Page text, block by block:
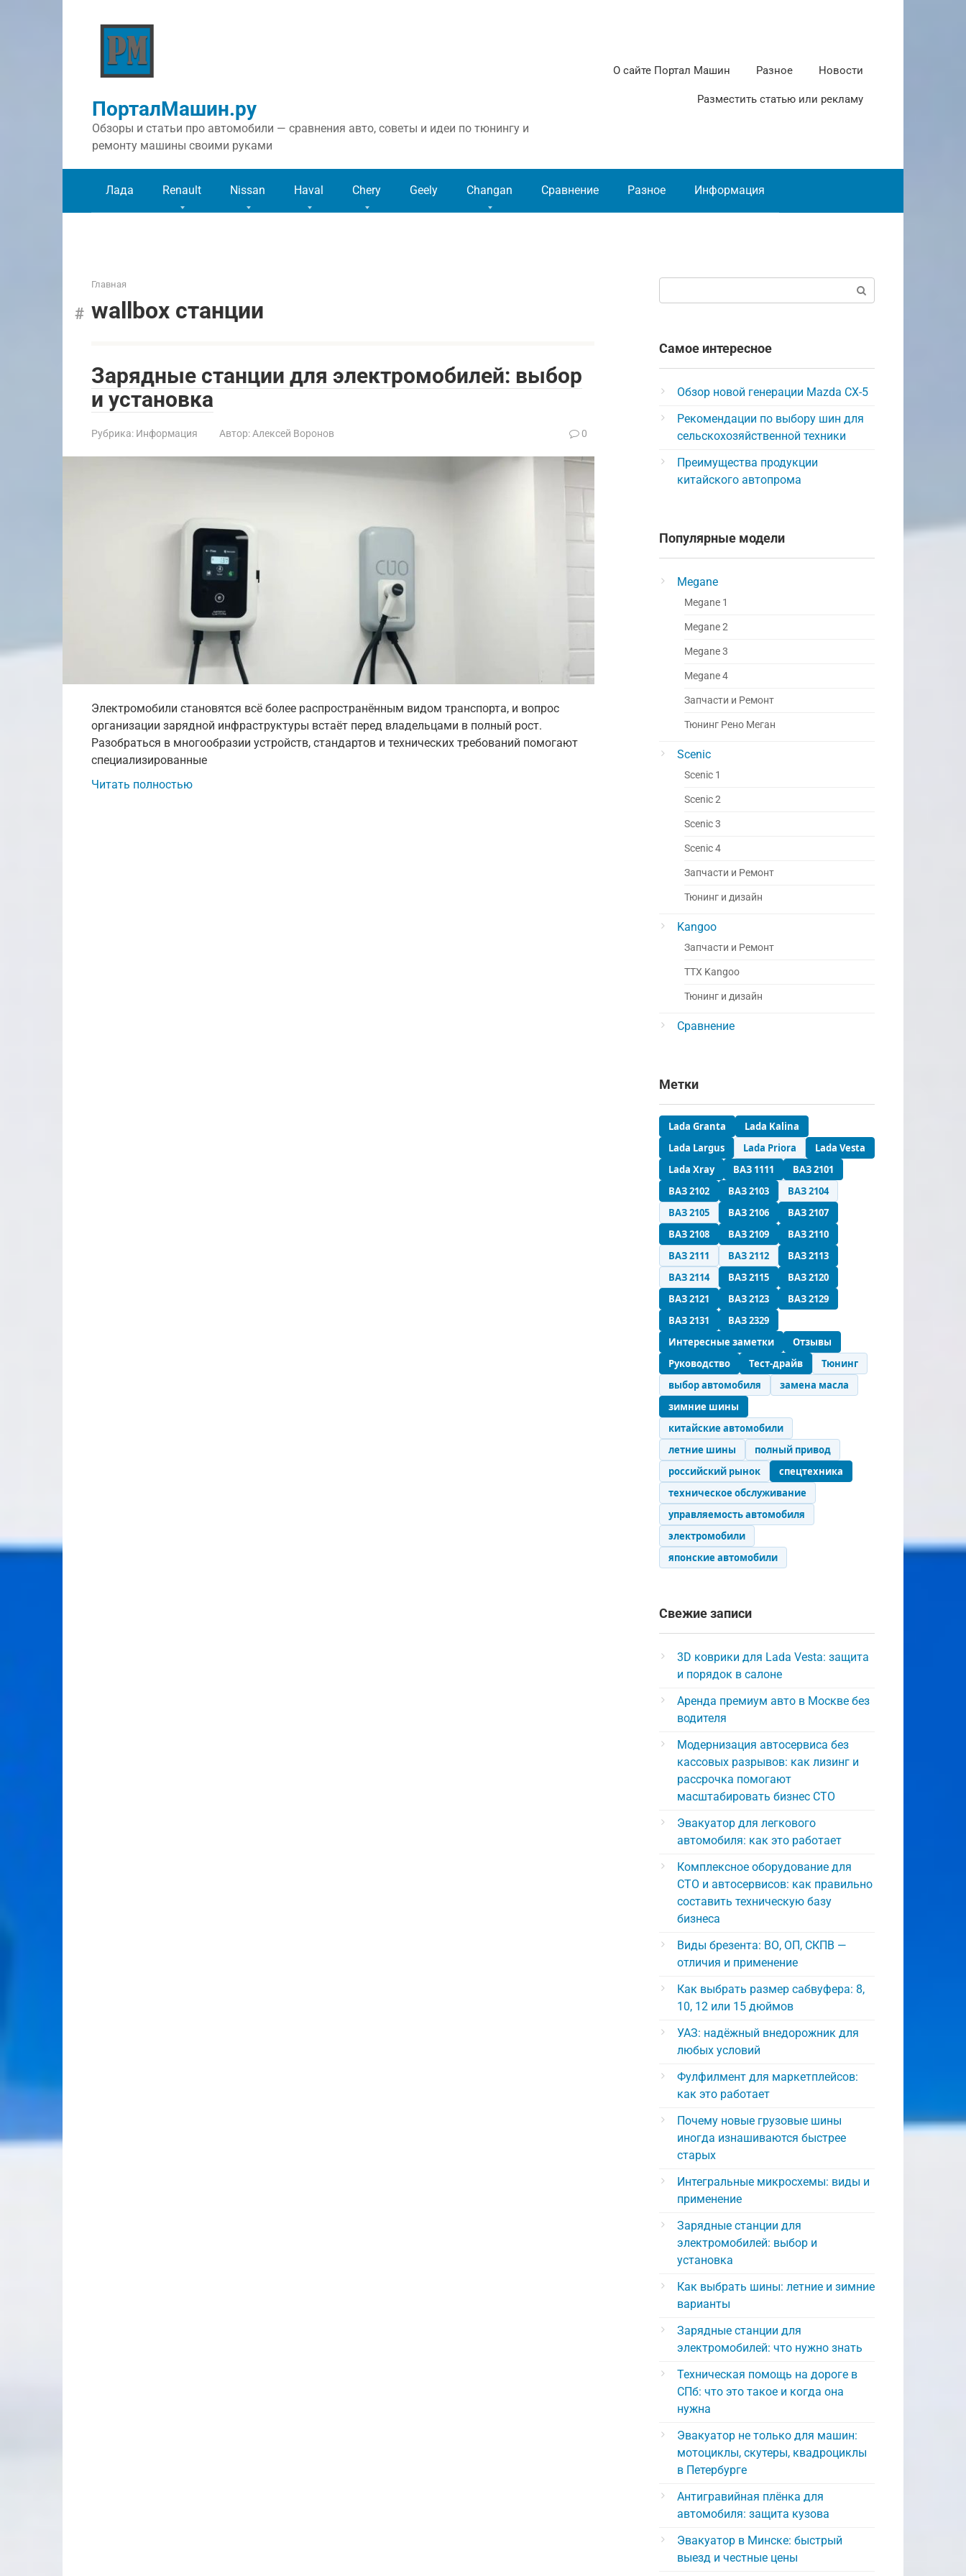
ПорталМашин.ру
Обзоры и статьи про автомобили — сравнения авто, советы и идеи по тюнингу и
ремонту машины своими руками
О сайте Портал Машин Разное Новости
Разместить статью или рекламу
Лада Renault Nissan Haval Chery Geely Changan Сравнение Разное Информация
Главная
wallbox станции
Зарядные станции для электромобилей: выбор
и установка
Рубрика: Информация Автор: Алексей Воронов 0
Электромобили становятся всё более распространённым видом транспорта, и вопрос
организации зарядной инфраструктуры встаёт перед владельцами в полный рост.
Разобраться в многообразии устройств, стандартов и технических требований помогают
специализированные
Читать полностью
Самое интересное
Обзор новой генерации Mazda CX-5
Рекомендации по выбору шин для
сельскохозяйственной техники
Преимущества продукции
китайского автопрома
Популярные модели
Megane
Megane 1
Megane 2
Megane 3
Megane 4
Запчасти и Ремонт
Тюнинг Рено Меган
Scenic
Scenic 1
Scenic 2
Scenic 3
Scenic 4
Запчасти и Ремонт
Тюнинг и дизайн
Kangoo
Запчасти и Ремонт
ТТХ Kangoo
Тюнинг и дизайн
Сравнение
Метки
Lada Granta
Lada Kalina
Lada Largus
Lada Priora
Lada Vesta
Lada Xray
ВАЗ 1111
ВАЗ 2101
ВАЗ 2102
ВАЗ 2103
ВАЗ 2104
ВАЗ 2105
ВАЗ 2106
ВАЗ 2107
ВАЗ 2108
ВАЗ 2109
ВАЗ 2110
ВАЗ 2111
ВАЗ 2112
ВАЗ 2113
ВАЗ 2114
ВАЗ 2115
ВАЗ 2120
ВАЗ 2121
ВАЗ 2123
ВАЗ 2129
ВАЗ 2131
ВАЗ 2329
Интересные заметки
Отзывы
Руководство
Тест-драйв
Тюнинг
выбор автомобиля
замена масла
зимние шины
китайские автомобили
летние шины
полный привод
российский рынок
спецтехника
техническое обслуживание
управляемость автомобиля
электромобили
японские автомобили
Свежие записи
3D коврики для Lada Vesta: защита
и порядок в салоне
Аренда премиум авто в Москве без
водителя
Модернизация автосервиса без
кассовых разрывов: как лизинг и
рассрочка помогают
масштабировать бизнес СТО
Эвакуатор для легкового
автомобиля: как это работает
Комплексное оборудование для
СТО и автосервисов: как правильно
составить техническую базу
бизнеса
Виды брезента: ВО, ОП, СКПВ —
отличия и применение
Как выбрать размер сабвуфера: 8,
10, 12 или 15 дюймов
УАЗ: надёжный внедорожник для
любых условий
Фулфилмент для маркетплейсов:
как это работает
Почему новые грузовые шины
иногда изнашиваются быстрее
старых
Интегральные микросхемы: виды и
применение
Зарядные станции для
электромобилей: выбор и
установка
Как выбрать шины: летние и зимние
варианты
Зарядные станции для
электромобилей: что нужно знать
Техническая помощь на дороге в
СПб: что это такое и когда она
нужна
Эвакуатор не только для машин:
мотоциклы, скутеры, квадроциклы
в Петербурге
Антигравийная плёнка для
автомобиля: защита кузова
Эвакуатор в Минске: быстрый
выезд и честные цены